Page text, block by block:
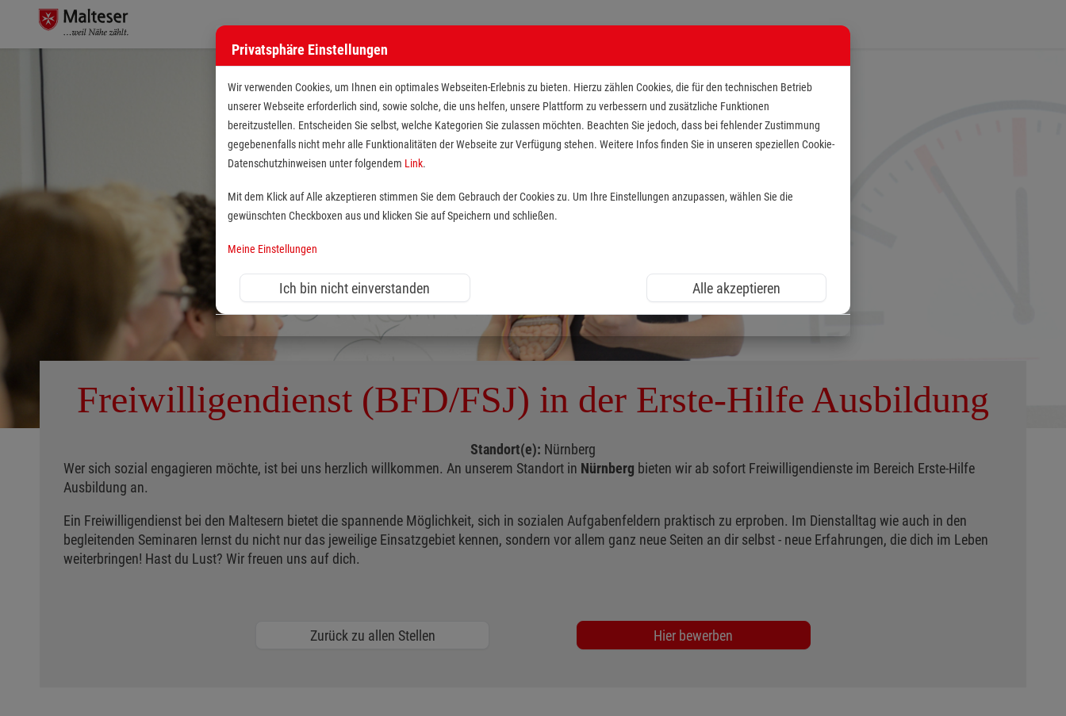
Freiwilligendienst (BFD/FSJ) in der Erste-Hilfe Ausbildung
Standort(e): Nürnberg
Wer sich sozial engagieren möchte, ist bei uns herzlich willkommen. An unserem Standort in Nürnberg bieten wir ab sofort Freiwilligendienste im Bereich Erste-Hilfe
Ausbildung an.
Ein Freiwilligendienst bei den Maltesern bietet die spannende Möglichkeit, sich in sozialen Aufgabenfeldern praktisch zu erproben. Im Dienstalltag wie auch in den
begleitenden Seminaren lernst du nicht nur das jeweilige Einsatzgebiet kennen, sondern vor allem ganz neue Seiten an dir selbst - neue Erfahrungen, die dich im Leben
weiterbringen! Hast du Lust? Wir freuen uns auf dich.
Zurück zu allen Stellen Hier bewerben
Privatsphäre Einstellungen
Wir verwenden Cookies, um Ihnen ein optimales Webseiten-Erlebnis zu bieten. Hierzu zählen Cookies, die für den technischen Betrieb
unserer Webseite erforderlich sind, sowie solche, die uns helfen, unsere Plattform zu verbessern und zusätzliche Funktionen
bereitzustellen. Entscheiden Sie selbst, welche Kategorien Sie zulassen möchten. Beachten Sie jedoch, dass bei fehlender Zustimmung
gegebenenfalls nicht mehr alle Funktionalitäten der Webseite zur Verfügung stehen. Weitere Infos finden Sie in unseren speziellen Cookie-
Datenschutzhinweisen unter folgendem Link.
Mit dem Klick auf Alle akzeptieren stimmen Sie dem Gebrauch der Cookies zu. Um Ihre Einstellungen anzupassen, wählen Sie die
gewünschten Checkboxen aus und klicken Sie auf Speichern und schließen.
Meine Einstellungen
Ich bin nicht einverstanden Alle akzeptieren